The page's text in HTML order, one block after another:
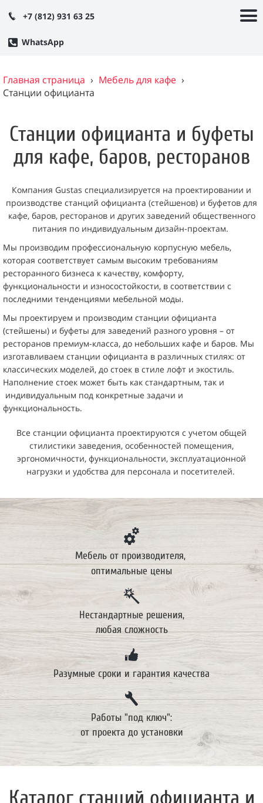
+7 (812) 931 63 25
WhatsApp
Главная страница › Мебель для кафе ›
Станции официанта
Станции официанта и буфеты
для кафе, баров, ресторанов
Компания Gustas специализируется на проектировании и
производстве станций официанта (стейшенов) и буфетов для
кафе, баров, ресторанов и других заведений общественного
питания по индивидуальным дизайн-проектам.
Мы производим профессиональную корпусную мебель,
которая соответствует самым высоким требованиям
ресторанного бизнеса к качеству, комфорту,
функциональности и износостойкости, в соответствии с
последними тенденциями мебельной моды.
Мы проектируем и производим станции официанта
(стейшены) и буфеты для заведений разного уровня – от
ресторанов премиум-класса, до небольших кафе и баров. Мы
изготавливаем станции официанта в различных стилях: от
классических моделей, до стоек в стиле лофт и экостиль.
Наполнение стоек может быть как стандартным, так и
индивидуальным под конкретные задачи и
функциональность.
Все станции официанта проектируются с учетом общей
стилистики заведения, особенностей помещения,
эргономичности, функциональности, эксплуатационной
нагрузки и удобства для персонала и посетителей.
Мебель от производителя,
оптимальные цены
Нестандартные решения,
любая сложность
Разумные сроки и гарантия качества
Работы "под ключ":
от проекта до установки
Каталог станций официанта и